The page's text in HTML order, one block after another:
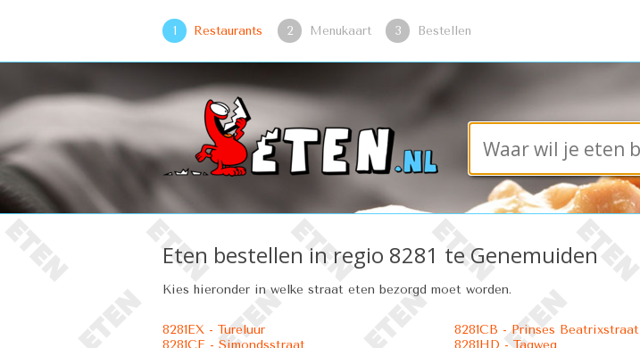
1 Restaurants 2 Menukaart 3 Bestellen
Eten bestellen in regio 8281 te Genemuiden
Kies hieronder in welke straat eten bezorgd moet worden.
8281EX - Tureluur
8281CE - Simondsstraat
8281CB - Prinses Beatrixstraat
8281HD - Tagweg